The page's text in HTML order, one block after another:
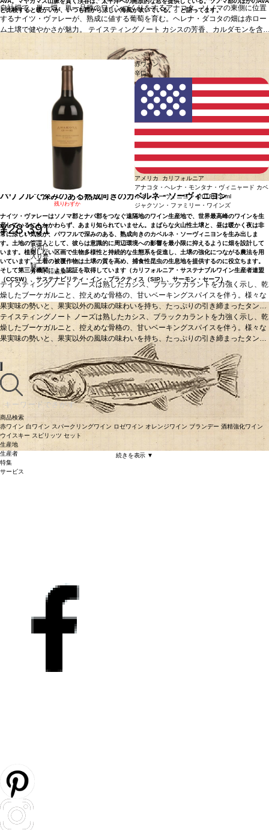
と比較すると暖かいが、いつも西から涼しい海風が吹いている。」と語ってます。
パワフルで深みのある熟成向きのカベルネ・ソーヴィニヨン
ナイツ・ヴァレーはソノマ郡とナパ郡をつなぐ遠隔地のワイン生産地で、世界最高峰のワインを生
産しているにもかかわらず、あまり知られていません。まばらな火山性土壌と、昼は暖かく夜は非
常に涼しい気候が、パワフルで深みのある、熟成向きのカベルネ・ソーヴィニヨンを生み出しま
す。土地の管理人として、彼らは意識的に周辺環境への影響を最小限に抑えるように畑を設計して
います。植樹しない区画で生物多様性と持続的な生態系を促進し、土壌の強化につながる農法を用
いています。土着の被覆作物は土壌の質を高め、捕食性昆虫の生息地を提供するのに役立ちます。
そして第三者機関による認証を取得しています（カリフォルニア・サステナブルワイン生産者連盟
（CCSW）、サステナビリティ・イン・プラクティス（SIP）、サーモン・セーフ）。
続きを表示 ▼
健やかさが魅力。テイスティングノートカシスの芳香、
カルダモンを含む。合う料理ステーキ、熟成ハードチー
ズなど葡萄品種カベルネ・ソーヴィニヨン
自社畑で、単一畑、単一品種のワインづくりをするアナコタ。ソノマの東側に位置
するナイツ・ヴァレーが、熟成に値する葡萄を育む。ヘレナ・ダコタの畑は赤ロー
ム土壌で健やかさが魅力。 テイスティングノート カシスの芳香、カルダモンを含
ステーキ、熟成ハードチーズなど 葡萄品種
カベルネ・ソーヴィニヨ
ン
残りわずか
赤ワイン
辛口
アメリカ カリフォルニア
アナコタ・ヘレナ・モンタナ・ヴィニャード カベ
ルネ・ソーヴィニヨン (2018)750ml
ジャクソン・ファミリー・ワインズ
¥28,391
お気に
入り登
録
カートに追加
テイスティングノートノーズは熟したカシス、ブラックカラントを力強く示し、乾
燥したブーケガルニと、控えめな骨格の、甘いベーキングスパイスを伴う。様々な
果実味の勢いと、果実以外の風味の味わいを持ち、たっぷりの引き締まったタンニ
ンとジューシーな酸味を、パワフルな核が包み込む。 合う料理 仔羊のハーブロー
スト、リブアイのグリル、メカジキなどと好相性葡萄品種100% カベルネ・ソー
ヴィニヨンサステナブル認証カリフォルニア・サステナブルワイン生産者連盟（C
CSW）、サステナビリティ・イン・プラクティス（SIP）、サーモン・セーフ
テイスティングノート ノーズは熟したカシス、ブラックカラントを力強く示し、乾
燥したブーケガルニと、控えめな骨格の、甘いベーキングスパイスを伴う。様々な
果実味の勢いと、果実以外の風味の味わいを持ち、たっぷりの引き締まったタンニ
ンとジューシーな酸味を、パワフルな核が包み込む。
合う料理
仔羊のハーブロー
スト、リブアイのグリル、メカジキなどと好相性葡萄品種
100% カベルネ・ソー
ヴィニヨンサステナブル認証カリフォルニア・サステナブルワイン生産者連盟（C
CSW）、サステナビリティ・イン・プラクティス（SIP）、サーモン・セーフ
商品検索
赤ワイン 白ワイン スパークリングワイン ロゼワイン オレンジワイン ブランデー 酒精強化ワイン
ウイスキー スピリッツ セット
生産地
生産者
特集
サービス